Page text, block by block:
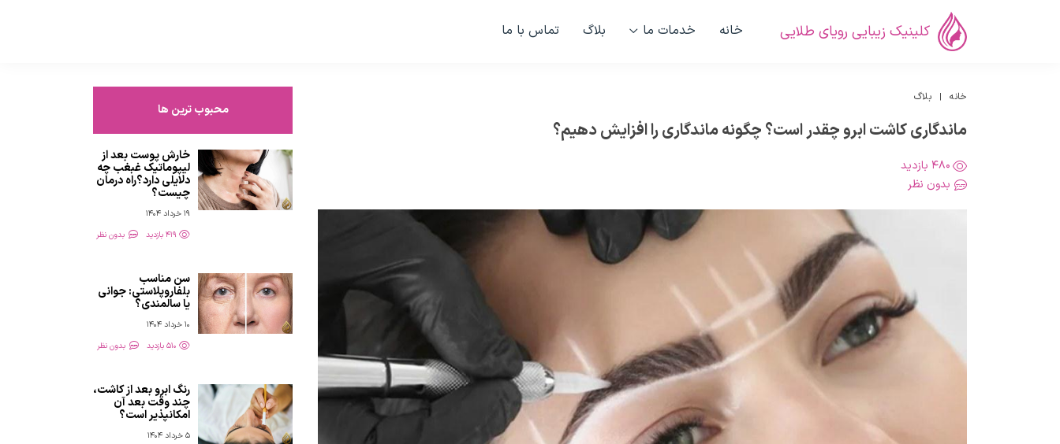
کلینیک زیبایی رویای طلایی خانه خدمات ما بلاگ تماس با ما
خانه بلاگ
ماندگاری کاشت ابرو چقدر است؟ چگونه ماندگاری را افزایش دهیم؟
480 بازدید
بدون نظر
محبوب ترین ها
خارش پوست بعد از
لیپوماتیک غبغب چه
دلایلی دارد؟راه درمان
چیست؟
19 خرداد 1404
419 بازدید
بدون نظر
سن مناسب
بلفاروپلاستی: جوانی
یا سالمندی؟
10 خرداد 1404
510 بازدید
بدون نظر
رنگ ابرو بعد از کاشت،
چند وقت بعد آن
امکانپذیر است؟
5 خرداد 1404